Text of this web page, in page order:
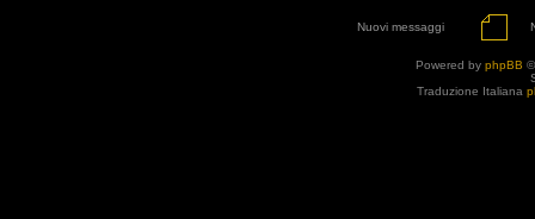
Nuovi messaggi
Powered by phpBB
Traduzione Italiana